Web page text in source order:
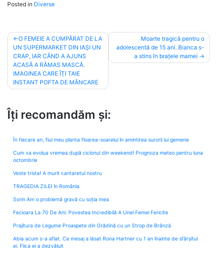
Posted in Diverse
Post
navigation
O FEMEIE A CUMPĂRAT DE LA
UN SUPERMARKET DIN IAȘI UN
CRAP, IAR CÂND A AJUNS
ACASĂ A RĂMAS MASCĂ.
IMAGINEA CARE ÎȚI TAIE
INSTANT POFTA DE MÂNCARE
Moarte tragică pentru o
adolescentă de 15 ani. Bianca s-
a stins în brațele mamei
Îți recomandăm și:
În fiecare an, fiul meu planta floarea-soarelui în amintirea surorii lui gemene
Cum va evolua vremea după ciclonul din weekend! Prognoza meteo pentru luna
octombrie
Veste trista! A murit cantaretul nostru
TRAGEDIA ZILEI în România
Sorin Am o problemă gravă cu soția mea
Fecioara La 70 De Ani: Povestea Incredibilă A Unei Femei Fericite
Prajitura de Legume Proaspete din Grădină cu un Strop de Brânză
Abia acum s-a aflat. Ce mesaj a lăsat Rona Hartner cu 1 an înainte de sfârșitul
ei. Fiica ei a dezvăluit